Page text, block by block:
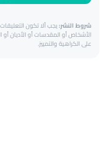
شروط النشر:يجب ألا تكون
الأشخاص أو المقدسات أو الأديان أو
على الكراهية والتمييز.